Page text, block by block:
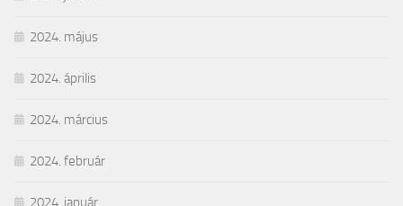
2024. május
2024. április
2024. március
2024. február
2024. január